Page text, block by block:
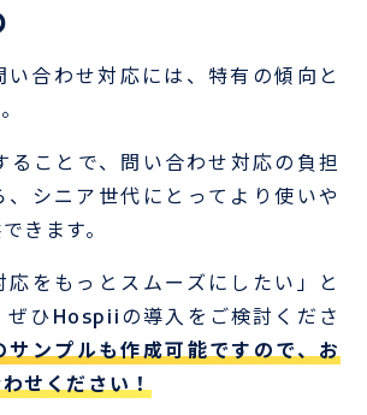
い合わせ対応には、特有の傾向と
ことで、問い合わせ対応の負担
、シニア世代にとってより使いや
きます。
応をもっとスムーズにしたい」と
ぜひHospiiの導入をご検討くださ
サンプルも作成可能ですので、お
せください！